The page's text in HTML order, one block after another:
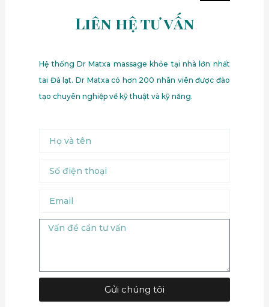
Liên hệ tư vấn
Hệ thống Dr Matxa massage khỏe tại nhà lớn nhất
tai Đà lạt. Dr Matxa có hơn 200 nhân viên được đào
tạo chuyên nghiệp về kỹ thuật và kỹ năng.
Name
điện
Message
Gửi chúng tôi